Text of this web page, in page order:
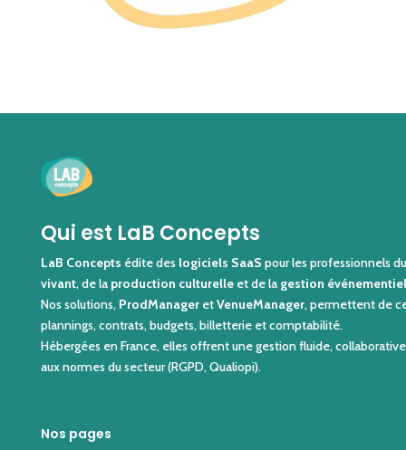
Qui est LaB Concepts
LaB Concepts édite des logiciels SaaS pour les professionnels
vivant, de la production culturelleet de la gestion
Nos solutions, ProdManageretVenueManager, permettent de
plannings, contrats, budgets, billetterie et comptabilité.
Hébergées en France, elles offrent une gestion fluide,
aux normes du secteur (RGPD, Qualiopi).
Nos pages